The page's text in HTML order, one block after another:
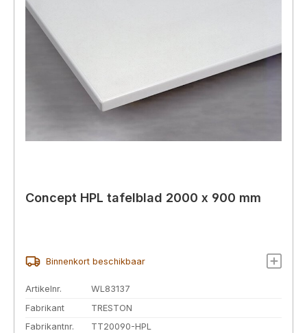
Concept HPL tafelblad 2000 x 900 mm
Binnenkort beschikbaar
Artikelnr.
WL83137
Fabrikant
TRESTON
Fabrikantnr.
TT20090-HPL